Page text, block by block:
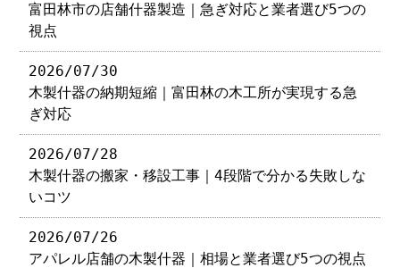
富田林市の店舗什器製造｜急ぎ対応と業者選び5つの
視点
2026/07/30
木製什器の納期短縮｜富田林の木工所が実現する急
ぎ対応
2026/07/28
木製什器の搬家・移設工事｜4段階で分かる失敗しな
いコツ
2026/07/26
アパレル店舗の木製什器｜相場と業者選び5つの視点